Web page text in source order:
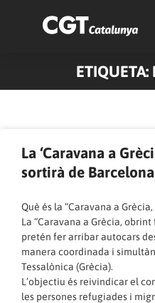
La ‘Caravana a
sortirà de
Què és la “Caravana a
La “Caravana a Grècia,
pretén fer arribar autocars
manera coordinada i
Tessalònica (Grècia).
L’objectiu és reivindicar el
les persones refugiades i